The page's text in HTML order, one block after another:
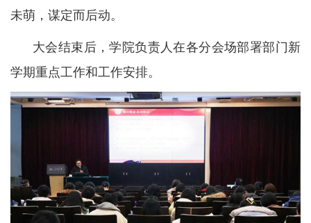
未萌，谋定而后动。
大会结束后，学院负责人在各分会场部署部门新
学期重点工作和工作安排。